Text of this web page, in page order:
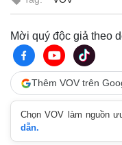
Thế giới
Cuộc sống đó đây
Hồ sơ
Mời quý độc giả theo
Thêm VOV trên
Chọn VOV làm nguồn
dẫn.